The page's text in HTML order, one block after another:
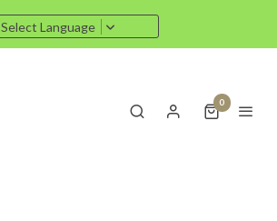
Select Language
0